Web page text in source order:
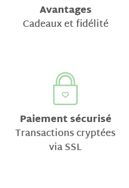
Avantages
Cadeaux et fidélité
Paiement sécurisé
Transactions cryptées
via SSL